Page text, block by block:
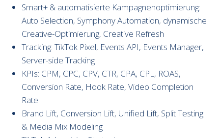
Smart+ & automatisierte Kampagnenoptimierung:
Auto Selection, Symphony Automation, dynamische
Creative-Optimierung, Creative Refresh
Tracking: TikTok Pixel, Events API, Events Manager,
Server-side Tracking
KPIs: CPM, CPC, CPV, CTR, CPA, CPL, ROAS,
Conversion Rate, Hook Rate, Video Completion
Rate
Brand Lift, Conversion Lift, Unified Lift, Split Testing
& Media Mix Modeling